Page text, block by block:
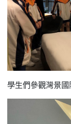
學生們參觀灣景